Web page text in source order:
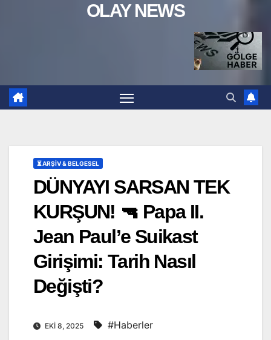
OLAY NEWS
⏳ ARŞİV & BELGESEL
DÜNYAYI SARSAN TEK
KURŞUN! 🔫 Papa II.
Jean Paul’e Suikast
Girişimi: Tarih Nasıl
Değişti?
EKI 8, 2025 #Haberler